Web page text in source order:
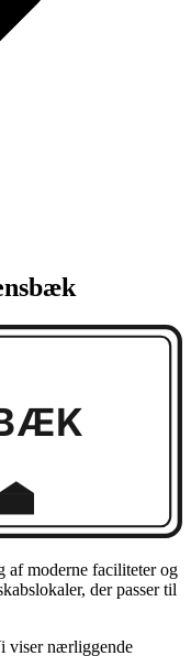
af moderne faciliteter og
der passer til
viser nærliggende